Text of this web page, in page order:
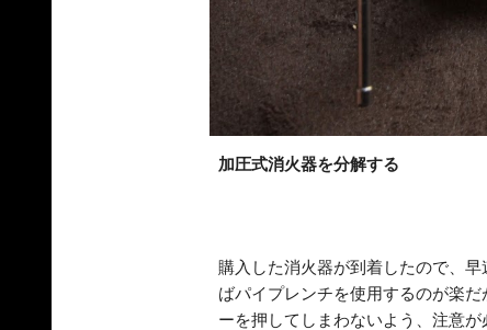
加圧式消火器を分解する
購入した消火器が到着したので、
ばパイプレンチを使用するのが楽
ーを押してしまわないよう、注意